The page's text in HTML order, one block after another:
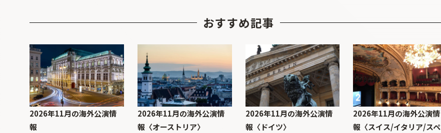
おすすめ記事
2026年11月の海外公演情
報
2026年11月の海外公演情
報〈オーストリア〉
2026年11月の海外公演情
報〈ドイツ〉
2026年11月の海外公演情
報〈スイス/イタリア/スペ